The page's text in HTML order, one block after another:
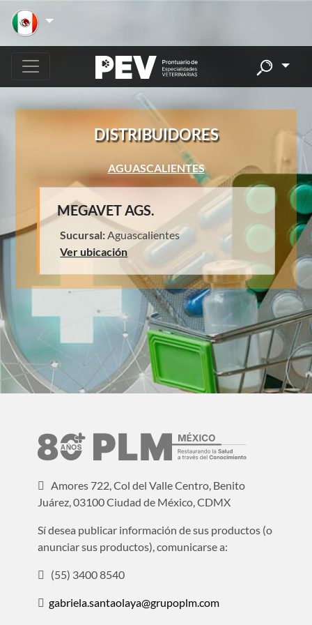
DISTRIBUIDORES
AGUASCALIENTES
MEGAVET AGS.
Sucursal:Aguascalientes
Ver ubicación
Amores 722, Col del Valle Centro, Benito
Juárez, 03100 Ciudad de México, CDMX
Sí desea publicar información de sus productos (o
anunciar sus productos), comunicarse a:
(55) 3400 8540
gabriela.santaolaya@grupoplm.com